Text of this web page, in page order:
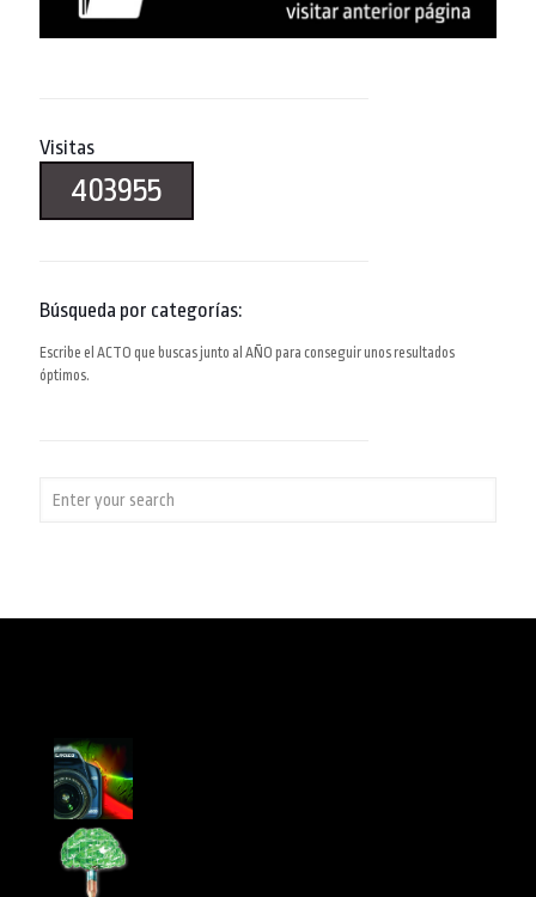
Visitas
403955
Búsqueda por categorías:
Escribe el ACTO que buscas junto al AÑO para conseguir unos resultados
óptimos.